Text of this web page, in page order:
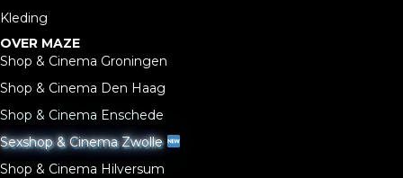
Kleding
OVER MAZE
Shop & Cinema Groningen
Shop & Cinema Den Haag
Shop & Cinema Enschede
Sexshop & Cinema Zwolle
Shop & Cinema Hilversum